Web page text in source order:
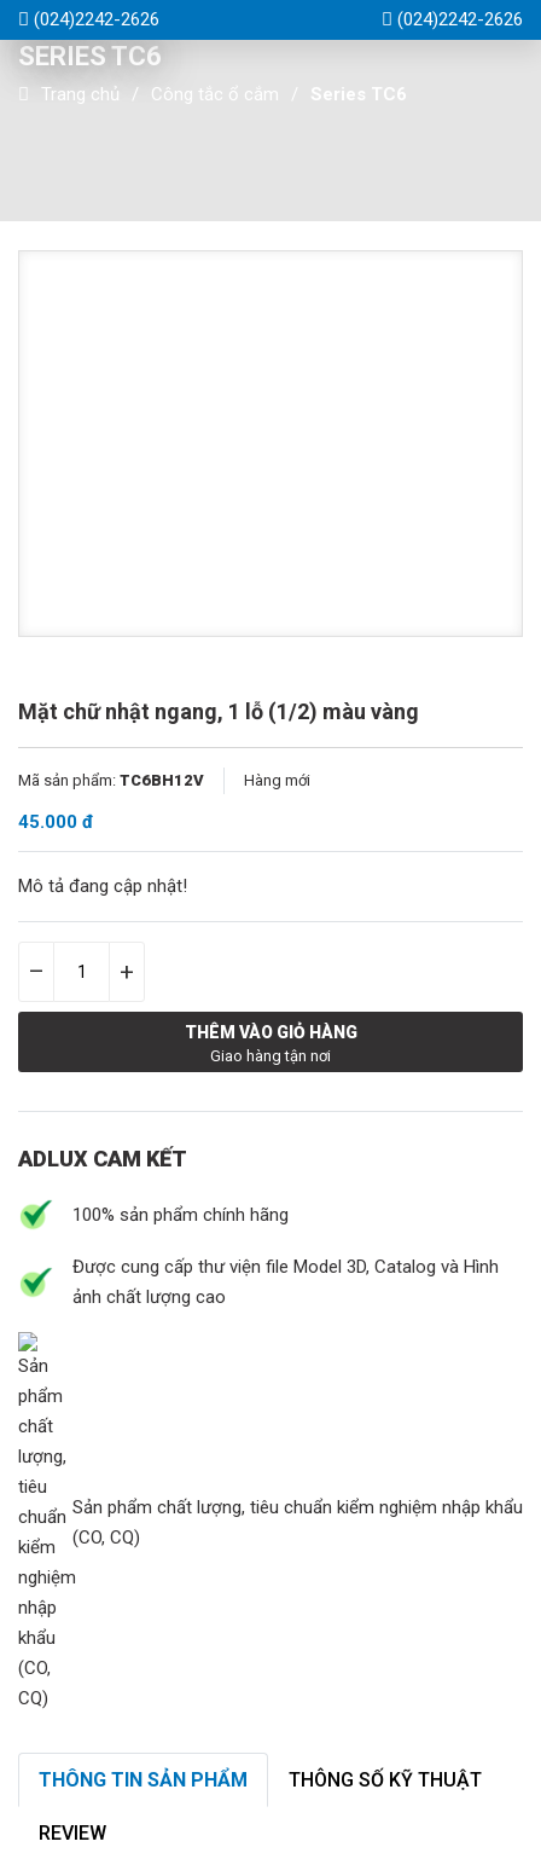
(024)2242-2626 (024)2242-2626
SERIES TC6
Trang chủ Công tắc ổ cắm Series TC6
Mặt chữ nhật ngang, 1 lỗ (1/2) màu vàng
Mã sản phẩm: TC6BH12V Hàng mới
45.000 đ
Mô tả đang cập nhật!
– +
THÊM VÀO GIỎ HÀNG
Giao hàng tận nơi
ADLUX CAM KẾT
100% sản phẩm chính hãng
Được cung cấp thư viện file Model 3D, Catalog và Hình
ảnh chất lượng cao
Sản phẩm chất lượng, tiêu chuẩn kiểm nghiệm nhập khẩu
(CO, CQ)
THÔNG TIN SẢN PHẨM THÔNG SỐ KỸ THUẬT
REVIEW